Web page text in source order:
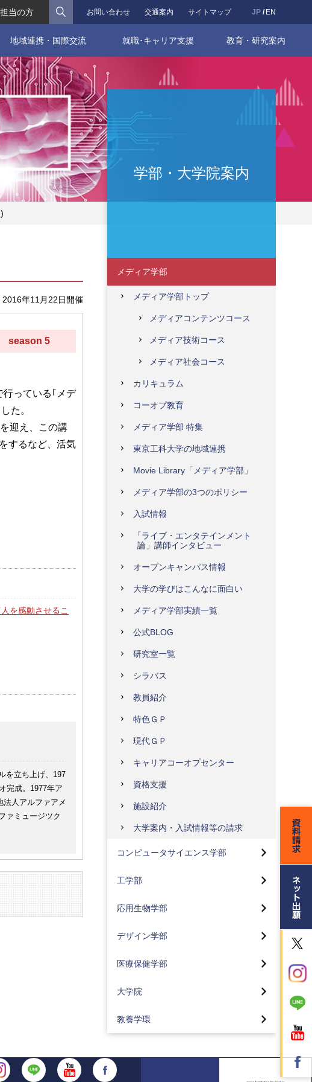
JP EN
お問い合わせ 交通案内 サイトマップ
当の方 検索
地域連携・国際交流 就職･キャリア支援 教育・研究案内
2016年11月22日開催
season 5
っている｢メデ
た。
迎え、この講
するなど、活気
を感動させるこ
を立ち上げ、197
完成。1977年ア
法人アルファアメ
ァミュージツク
学部・大学院案内
メディア学部
メディア学部トップ
メディアコンテンツコース
メディア技術コース
メディア社会コース
カリキュラム
コーオプ教育
メディア学部 特集
東京工科大学の地域連携
Movie Library「メディア学部」
メディア学部の3つのポリシー
入試情報
「ライブ・エンタテインメント
論」講師インタビュー
オープンキャンパス情報
大学の学びはこんなに面白い
メディア学部実績一覧
公式BLOG
研究室一覧
シラバス
教員紹介
特色ＧＰ
現代ＧＰ
キャリアコーオプセンター
資格支援
施設紹介
大学案内・入試情報等の請求
コンピュータサイエンス学部
プ
先進情報専攻(情報基盤、人間
情報、人工知能)(2024年4月入
ェクト
コーオプ教育
東京工科大学の地域連携
コンピュータサイエンス学部の3つ
工学部
応用化学科
就職状況
グローバル工学教育
カリキュラム
応用生物学部
学生より)
学生より)
より)
カリキュラム
デザイン学部
月入学生より)
空間デザインコース(2024年4
医療保健学部
理学療法学専攻
作業療法学専攻
言語聴覚学専攻
大学院
科
教養学環